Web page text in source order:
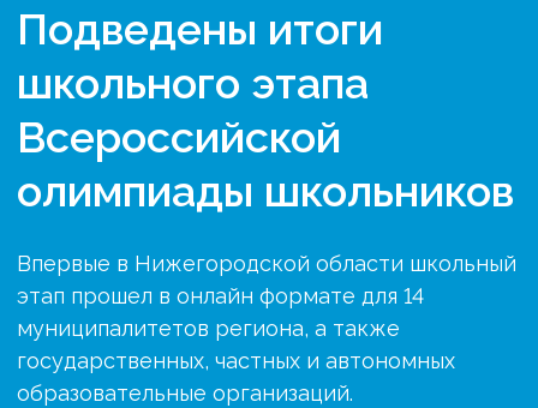
Подведены итоги
школьного этапа
Всероссийской
олимпиады школьников
Впервые в Нижегородской области школьный
этап прошел в онлайн формате для 14
муниципалитетов региона, а также
государственных, частных и автономных
образовательные организаций.